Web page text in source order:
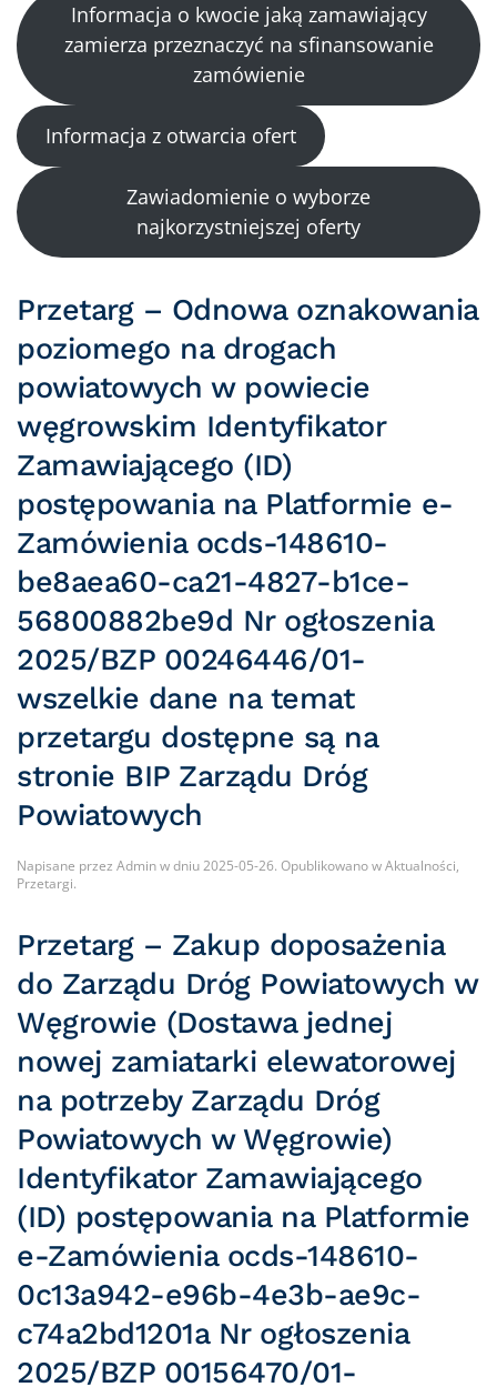
Informacja o kwocie jaką zamawiający
zamierza przeznaczyć na sfinansowanie
zamówienie
Informacja z otwarcia ofert
Zawiadomienie o wyborze
najkorzystniejszej oferty
Przetarg – Odnowa oznakowania
poziomego na drogach
powiatowych w powiecie
węgrowskim Identyfikator
Zamawiającego (ID)
postępowania na Platformie e-
Zamówienia ocds-148610-
be8aea60-ca21-4827-b1ce-
56800882be9d Nr ogłoszenia
2025/BZP 00246446/01-
wszelkie dane na temat
przetargu dostępne są na
stronie BIP Zarządu Dróg
Powiatowych
Napisane przez Adminw dniu2025-05-26. Opublikowano wAktualności,
Przetargi.
Przetarg – Zakup doposażenia
do Zarządu Dróg Powiatowych w
Węgrowie (Dostawa jednej
nowej zamiatarki elewatorowej
na potrzeby Zarządu Dróg
Powiatowych w Węgrowie)
Identyfikator Zamawiającego
(ID) postępowania na Platformie
e-Zamówienia ocds-148610-
0c13a942-e96b-4e3b-ae9c-
c74a2bd1201a Nr ogłoszenia
2025/BZP 00156470/01-